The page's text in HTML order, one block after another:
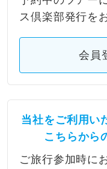
ス倶楽部発行を
会員
当社をご利用い
こちらから
ご旅行参加時に